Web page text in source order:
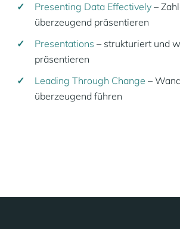
Presenting Data Effectively –
überzeugend präsentieren
Presentations – strukturiert und
präsentieren
Leading Through Change –
überzeugend führen